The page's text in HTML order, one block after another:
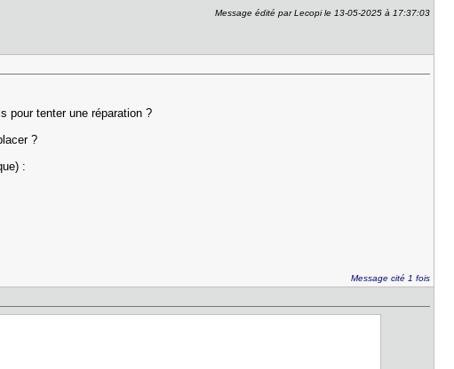
Message édité par Lecopi le 13-05-2025 à 17:37:03
pour tenter une réparation ?
?
:
Message cité 1 fois